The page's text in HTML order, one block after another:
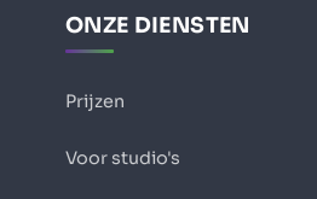
ONZE DIENSTEN
Prijzen
Voor studio's